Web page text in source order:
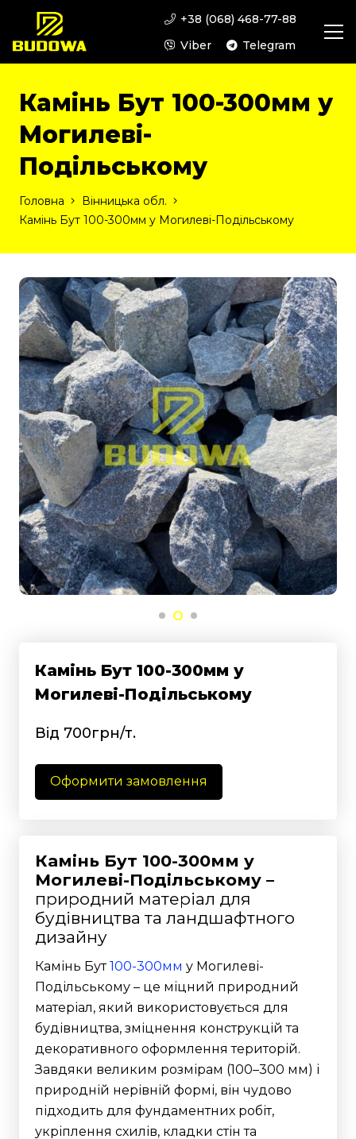
+38 (068) 468-77-88
Viber
Telegram
Камінь Бут 100-300мм у
Могилеві-
Подільському
Головна
Вінницька обл.
Камінь Бут 100-300мм у Могилеві-Подільському
Камінь Бут 100-300мм у
Могилеві-Подільському
Від 700грн/т.
Оформити замовлення
Камінь Бут 100-300мм у
Могилеві-Подільському –
природний матеріал для
будівництва та ландшафтного
дизайну
Камінь Бут100-300мм у Могилеві-
Подільському – це міцний природний
матеріал, який використовується для
будівництва, зміцнення конструкцій та
декоративного оформлення територій.
Завдяки великим розмірам (100–300 мм) і
природній нерівній формі, він чудово
підходить для фундаментних робіт,
укріплення схилів, кладки стін та